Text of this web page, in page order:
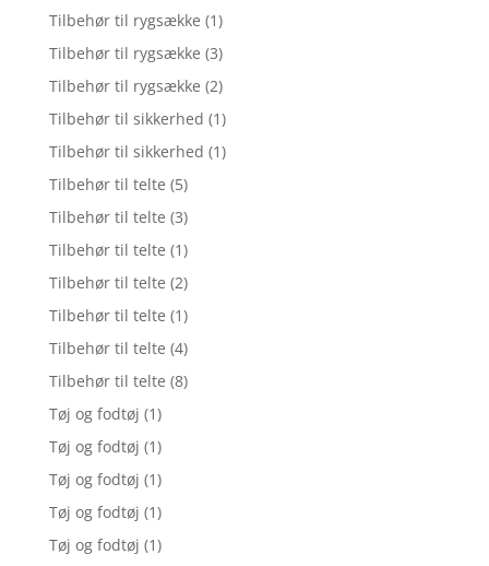
Tilbehør til rygsække (1)
Tilbehør til rygsække (3)
Tilbehør til rygsække (2)
Tilbehør til sikkerhed (1)
Tilbehør til sikkerhed (1)
Tilbehør til telte (5)
Tilbehør til telte (3)
Tilbehør til telte (1)
Tilbehør til telte (2)
Tilbehør til telte (1)
Tilbehør til telte (4)
Tilbehør til telte (8)
Tøj og fodtøj (1)
Tøj og fodtøj (1)
Tøj og fodtøj (1)
Tøj og fodtøj (1)
Tøj og fodtøj (1)